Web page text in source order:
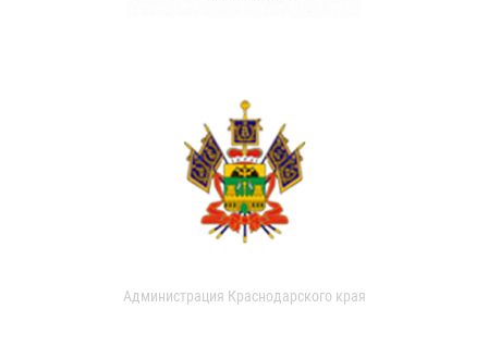
Администрация Краснодарского края